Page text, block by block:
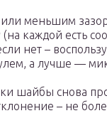
меньшим
каждой есть
нет –
а лучше —
шайбы снова
– не